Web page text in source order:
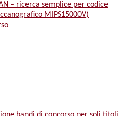
– ricerca semplice per codice
MIPS15000V)